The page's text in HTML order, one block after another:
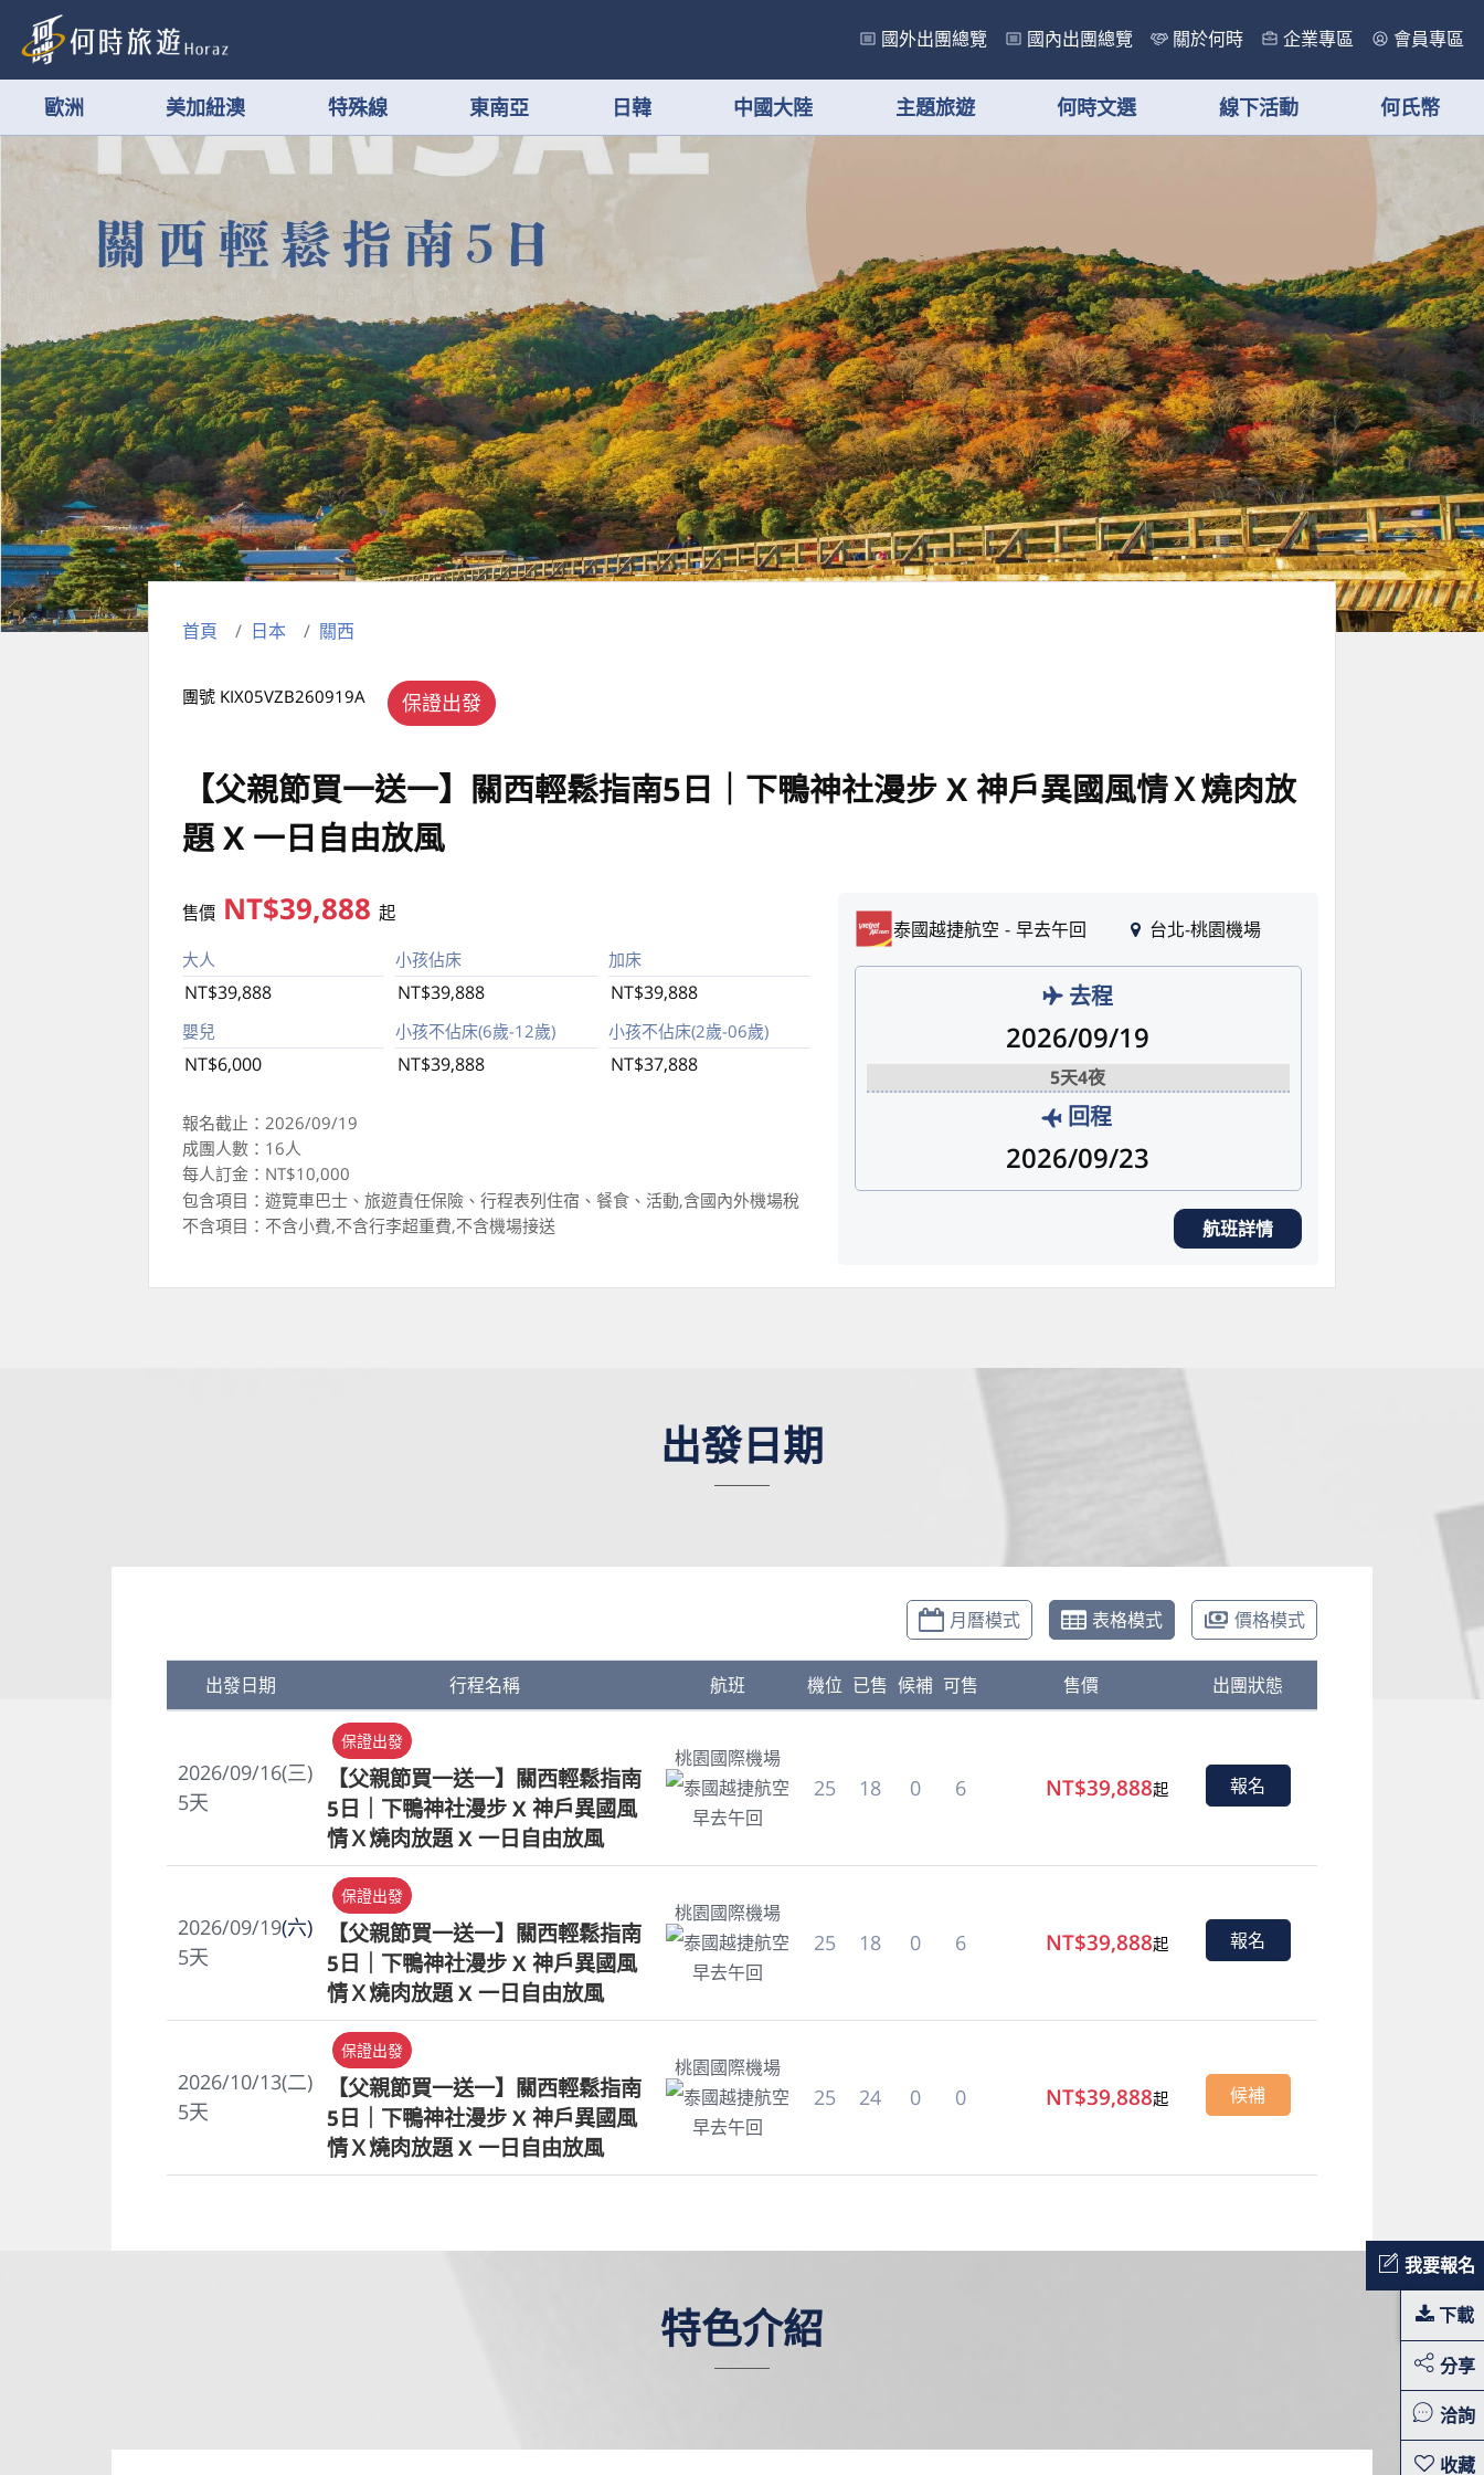
國外出團總覽 國內出團總覽 關於何時 企業專區 會員專區
歐洲 美加紐澳 特殊線 東南亞 日韓 中國大陸 主題旅遊 何時文選 線下活動 何氏幣
我要報名
下載
分享
洽詢
首頁 日本 關西
保證出發
團號 KIX05VZB260919A
【父親節買一送一】關西輕鬆指南5日｜下鴨神社漫步 X 神戶異國風情Ｘ燒肉放
題 X 一日自由放風
售價 NT$39,888起
大人
NT$39,888
小孩佔床
NT$39,888
加床
NT$39,888
嬰兒
NT$6,000
小孩不佔床(6歲-12歲)
NT$39,888
小孩不佔床(2歲-06歲)
NT$37,888
報名截止：2026/09/19
成團人數：16人
每人訂金：NT$10,000
包含項目：遊覽車巴士、旅遊責任保險、行程表列住宿、餐食、活動,含國內外機場稅
不含項目：不含小費,不含行李超重費,不含機場接送
泰國越捷航空 早去午回 台北-桃園機場
去程
2026/09/19
5天4夜
回程
2026/09/23
航班詳情
特色介紹
出發日期
月曆模式 表格模式 價格模式
出發日期 行程名稱 航班 機位 已售 候補 可售 售價 出團狀態
2026/09/16(三)
5天
保證出發
【父親節買一送一】關西輕鬆指南
5日｜下鴨神社漫步 X 神戶異國風
情Ｘ燒肉放題 X 一日自由放風
桃園國際機場
泰國越捷航空
早去午回
25 18 0 6 NT$39,888起 報名
2026/09/19(六)
5天
保證出發
【父親節買一送一】關西輕鬆指南
5日｜下鴨神社漫步 X 神戶異國風
情Ｘ燒肉放題 X 一日自由放風
桃園國際機場
泰國越捷航空
早去午回
25 18 0 6 NT$39,888起 報名
2026/10/13(二)
5天
保證出發
【父親節買一送一】關西輕鬆指南
5日｜下鴨神社漫步 X 神戶異國風
情Ｘ燒肉放題 X 一日自由放風
桃園國際機場
泰國越捷航空
早去午回
25 24 0 0 NT$39,888起 候補